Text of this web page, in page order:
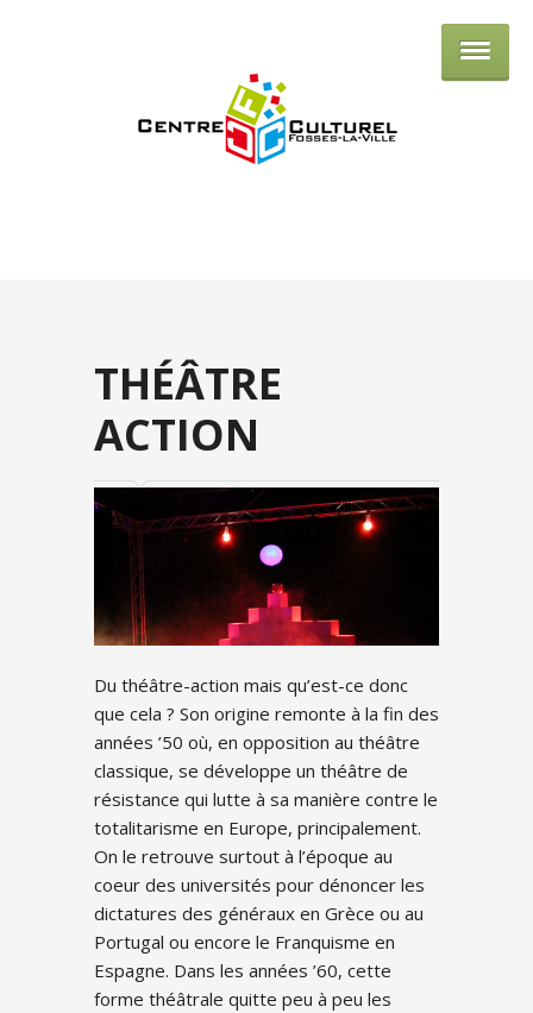
Centre culturel de Fosses-la-Ville
THÉÂTRE
ACTION
Du théâtre-action mais qu’est-ce donc
que cela ? Son origine remonte à la fin des
années ’50 où, en opposition au théâtre
classique, se développe un théâtre de
résistance qui lutte à sa manière contre le
totalitarisme en Europe, principalement.
On le retrouve surtout à l’époque au
coeur des universités pour dénoncer les
dictatures des généraux en Grèce ou au
Portugal ou encore le Franquisme en
Espagne. Dans les années ’60, cette
forme théâtrale quitte peu à peu les